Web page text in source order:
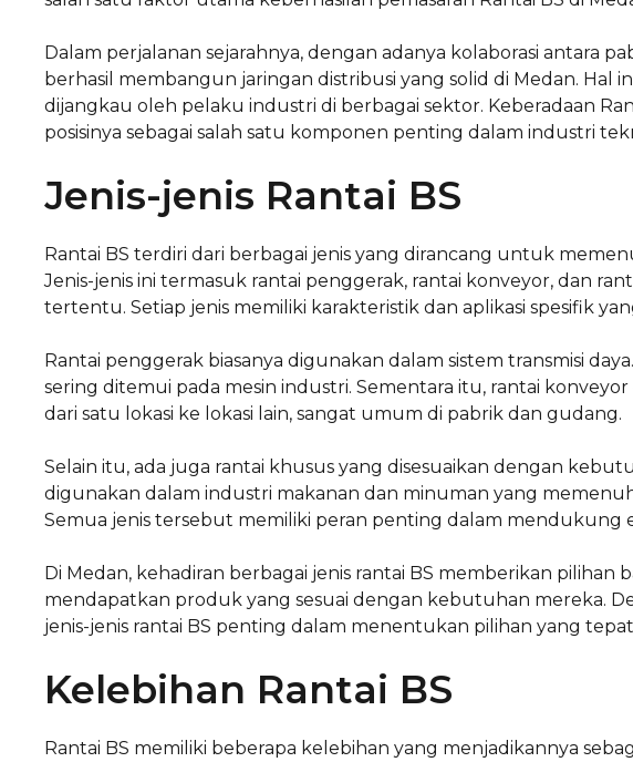
Dalam perjalanan sejarahnya, dengan adanya kolaborasi antara
berhasil membangun jaringan distribusi yang solid di Medan. Hal
dijangkau oleh pelaku industri di berbagai sektor. Keberadaan
posisinya sebagai salah satu komponen penting dalam industri
Jenis-jenis Rantai BS
Rantai BS terdiri dari berbagai jenis yang dirancang untuk
Jenis-jenis ini termasuk rantai penggerak, rantai konveyor, dan
tertentu. Setiap jenis memiliki karakteristik dan aplikasi spesifik
Rantai penggerak biasanya digunakan dalam sistem transmisi
sering ditemui pada mesin industri. Sementara itu, rantai
dari satu lokasi ke lokasi lain, sangat umum di pabrik dan gudang.
Selain itu, ada juga rantai khusus yang disesuaikan dengan
digunakan dalam industri makanan dan minuman yang
Semua jenis tersebut memiliki peran penting dalam mendukung
Di Medan, kehadiran berbagai jenis rantai BS memberikan
mendapatkan produk yang sesuai dengan kebutuhan mereka.
jenis-jenis rantai BS penting dalam menentukan pilihan yang
Kelebihan Rantai BS
Rantai BS memiliki beberapa kelebihan yang menjadikannya